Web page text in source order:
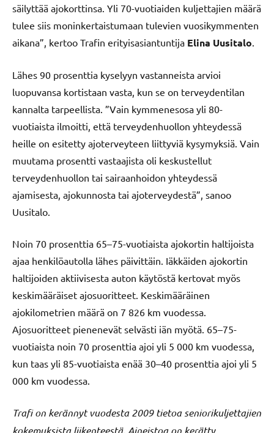
säilyttää ajokorttinsa. Yli 70-vuotiaiden kuljettajien määrä
tulee siis moninkertaistumaan tulevien vuosikymmenten
aikana”, kertoo Trafin erityisasiantuntija Elina Uusitalo
Lähes 90 prosenttia kyselyyn vastanneista arvioi
luopuvansa kortistaan vasta, kun se on terveydentilan
kannalta tarpeellista. ”Vain kymmenesosa yli 80-
vuotiaista ilmoitti, että terveydenhuollon yhteydessä
heille on esitetty ajoterveyteen liittyviä kysymyksiä. Vain
muutama prosentti vastaajista oli keskustellut
terveydenhuollon tai sairaanhoidon yhteydessä
ajamisesta, ajokunnosta tai ajoterveydestä”, sanoo
Uusitalo.
Noin 70 prosenttia 65–75-vuotiaista ajokortin haltijoista
ajaa henkilöautolla lähes päivittäin. Iäkkäiden ajokortin
haltijoiden aktiivisesta auton käytöstä kertovat myös
keskimääräiset ajosuoritteet. Keskimääräinen
ajokilometrien määrä on 7 826 km vuodessa.
Ajosuoritteet pienenevät selvästi iän myötä. 65–75-
vuotiaista noin 70 prosenttia ajoi yli 5 000 km vuodessa,
kun taas yli 85-vuotiaista enää 30–40 prosenttia ajoi yli 5
000 km vuodessa.
Trafi on kerännyt vuodesta 2009 tietoa seniorikuljettajien
kokemuksista liikenteestä. Aineistoa on kerätty